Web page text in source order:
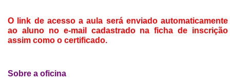
O link de acesso a aula será enviado automaticamente
ao aluno no e-mail cadastrado na ficha de inscrição
assim como o certificado.
Sobre a oficina